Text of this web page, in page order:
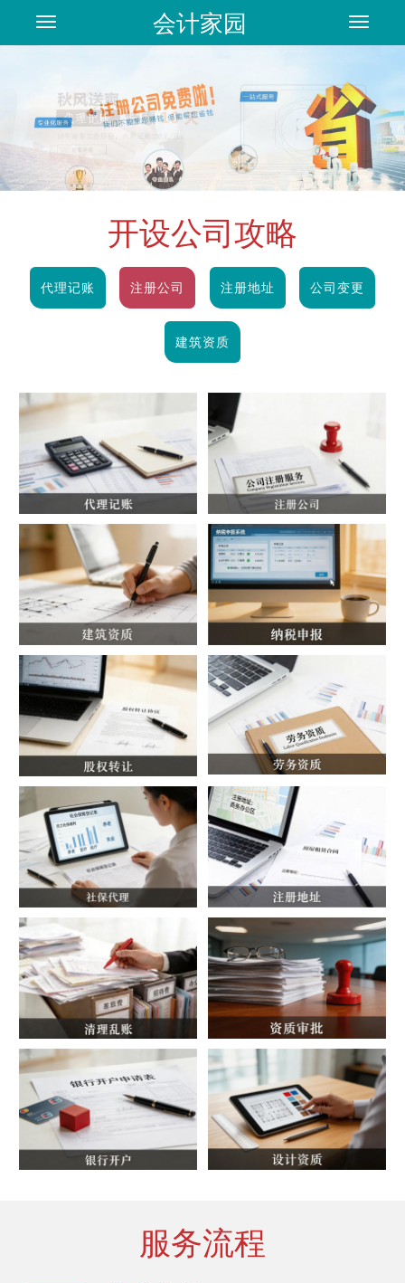
Toggle
Toggle
navigation
会计家园
开设公司攻略
代理记账 注册公司 注册地址 公司变更
建筑资质
服务流程